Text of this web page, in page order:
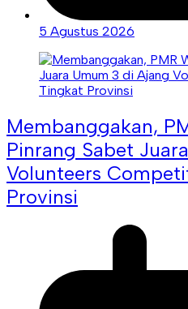
5 Agustus 2026
Membanggakan,
Pinrang Sabet
Volunteers
Provinsi